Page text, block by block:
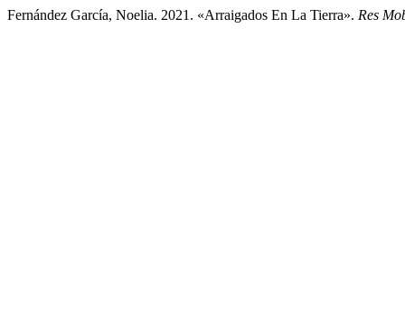
Fernández García, Noelia. 2021. «Arraigados En La Tierra». Res